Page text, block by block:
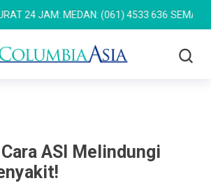
JAM: MEDAN: (061) 4533 636 SEMARANG:
ASI Melindungi